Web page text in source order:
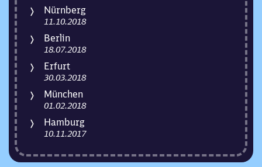
Nürnberg
11.10.2018
Berlin
18.07.2018
Erfurt
30.03.2018
München
01.02.2018
Hamburg
10.11.2017